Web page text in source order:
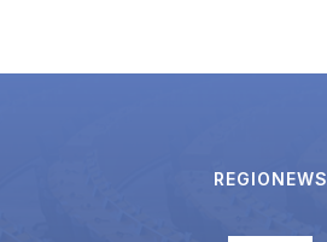
REGIONEWS